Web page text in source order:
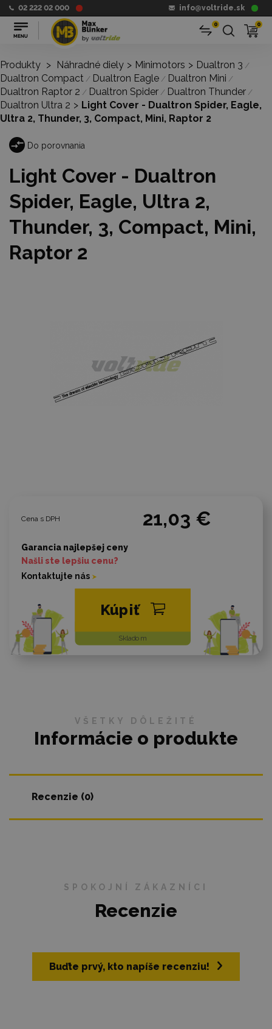
02 222 02 000 info@voltride.sk
0 0
Produkty > Náhradné diely > Minimotors > Dualtron 3 /
Dualtron Compact / Dualtron Eagle / Dualtron Mini /
Dualtron Raptor 2 / Dualtron Spider / Dualtron Thunder /
Dualtron Ultra 2 > Light Cover - Dualtron Spider, Eagle,
Ultra 2, Thunder, 3, Compact, Mini, Raptor 2
Do porovnania
Light Cover - Dualtron
Spider, Eagle, Ultra 2,
Thunder, 3, Compact, Mini,
Raptor 2
Cena s DPH 21,03 €
Skladom
Kúpiť
Garancia najlepšej ceny
Našli ste lepšiu cenu?
Kontaktujte nás
VŠETKY DÔLEŽITÉ
Informácie o produkte
Recenzie (0)
SPOKOJNÍ ZÁKAZNÍCI
Recenzie
Buďte prvý, kto napíše recenziu!